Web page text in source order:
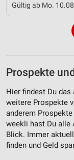
Gültig ab Mo.
Prospekte
Hier findest Du
weitere Prospekte
anderem
weekli hast Du alle
Blick. Immer
finden und Geld